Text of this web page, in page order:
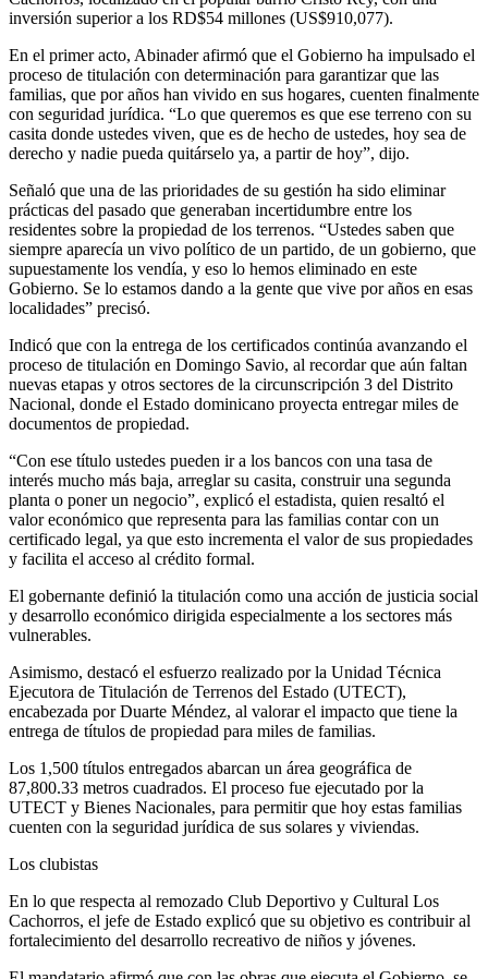
inversión superior a los RD$54 millones (US$910,077).
En el primer acto, Abinader afirmó que el Gobierno ha impulsado el
proceso de titulación con determinación para garantizar que las
familias, que por años han vivido en sus hogares, cuenten finalmente
con seguridad jurídica. “Lo que queremos es que ese terreno con su
casita donde ustedes viven, que es de hecho de ustedes, hoy sea de
derecho y nadie pueda quitárselo ya, a partir de hoy”, dijo.
Señaló que una de las prioridades de su gestión ha sido eliminar
prácticas del pasado que generaban incertidumbre entre los
residentes sobre la propiedad de los terrenos. “Ustedes saben que
siempre aparecía un vivo político de un partido, de un gobierno, que
supuestamente los vendía, y eso lo hemos eliminado en este
Gobierno. Se lo estamos dando a la gente que vive por años en esas
localidades” precisó.
Indicó que con la entrega de los certificados continúa avanzando el
proceso de titulación en Domingo Savio, al recordar que aún faltan
nuevas etapas y otros sectores de la circunscripción 3 del Distrito
Nacional, donde el Estado dominicano proyecta entregar miles de
documentos de propiedad.
“Con ese título ustedes pueden ir a los bancos con una tasa de
interés mucho más baja, arreglar su casita, construir una segunda
planta o poner un negocio”, explicó el estadista, quien resaltó el
valor económico que representa para las familias contar con un
certificado legal, ya que esto incrementa el valor de sus propiedades
y facilita el acceso al crédito formal.
El gobernante definió la titulación como una acción de justicia social
y desarrollo económico dirigida especialmente a los sectores más
vulnerables.
Asimismo, destacó el esfuerzo realizado por la Unidad Técnica
Ejecutora de Titulación de Terrenos del Estado (UTECT),
encabezada por Duarte Méndez, al valorar el impacto que tiene la
entrega de títulos de propiedad para miles de familias.
Los 1,500 títulos entregados abarcan un área geográfica de
87,800.33 metros cuadrados. El proceso fue ejecutado por la
UTECT y Bienes Nacionales, para permitir que hoy estas familias
cuenten con la seguridad jurídica de sus solares y viviendas.
Los clubistas
En lo que respecta al remozado Club Deportivo y Cultural Los
Cachorros, el jefe de Estado explicó que su objetivo es contribuir al
fortalecimiento del desarrollo recreativo de niños y jóvenes.